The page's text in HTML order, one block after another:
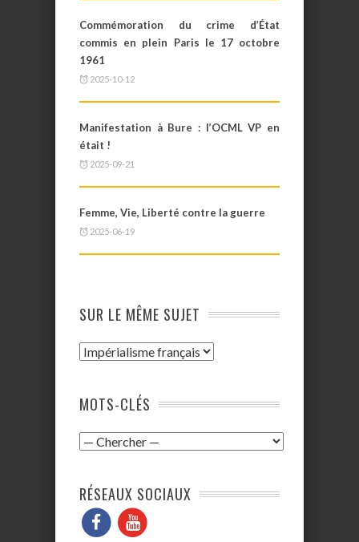
Commémoration du crime d’État
commis en plein Paris le 17 octobre
1961
2025-10-12
Manifestation à Bure : l’OCML VP en
était !
2025-09-21
Femme, Vie, Liberté contre la guerre
2025-06-19
SUR LE MÊME SUJET
MOTS-CLÉS
RÉSEAUX SOCIAUX